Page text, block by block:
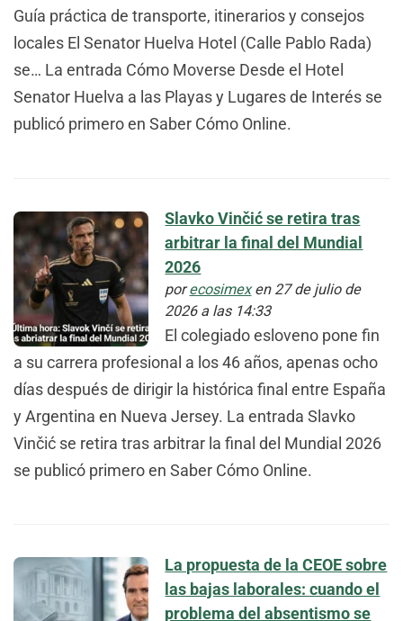
Guía práctica de transporte, itinerarios y consejos
locales El Senator Huelva Hotel (Calle Pablo Rada)
se… La entrada Cómo Moverse Desde el Hotel
Senator Huelva a las Playas y Lugares de Interés se
publicó primero en Saber Cómo Online.
Slavko Vinčić se retira tras
arbitrar la final del Mundial
2026
porecosimexen 27 de julio de
2026 a las 14:33
El colegiado esloveno pone fin
a su carrera profesional a los 46 años, apenas ocho
días después de dirigir la histórica final entre España
y Argentina en Nueva Jersey. La entrada Slavko
Vinčić se retira tras arbitrar la final del Mundial 2026
se publicó primero en Saber Cómo Online.
La propuesta de la CEOE sobre
las bajas laborales: cuando el
problema del absentismo se